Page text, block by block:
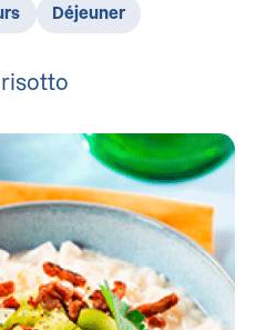
Déjeuner